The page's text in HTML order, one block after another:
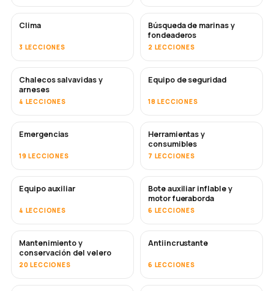
Clima
3 LECCIONES
Búsqueda de marinas y
fondeaderos
2 LECCIONES
Chalecos salvavidas y
arneses
4 LECCIONES
Equipo de seguridad
18 LECCIONES
Emergencias
19 LECCIONES
Herramientas y
consumibles
7 LECCIONES
Equipo auxiliar
4 LECCIONES
Bote auxiliar inflable y
motor fueraborda
6 LECCIONES
Mantenimiento y
conservación del velero
20 LECCIONES
PRONTO
Antiincrustante
6 LECCIONES